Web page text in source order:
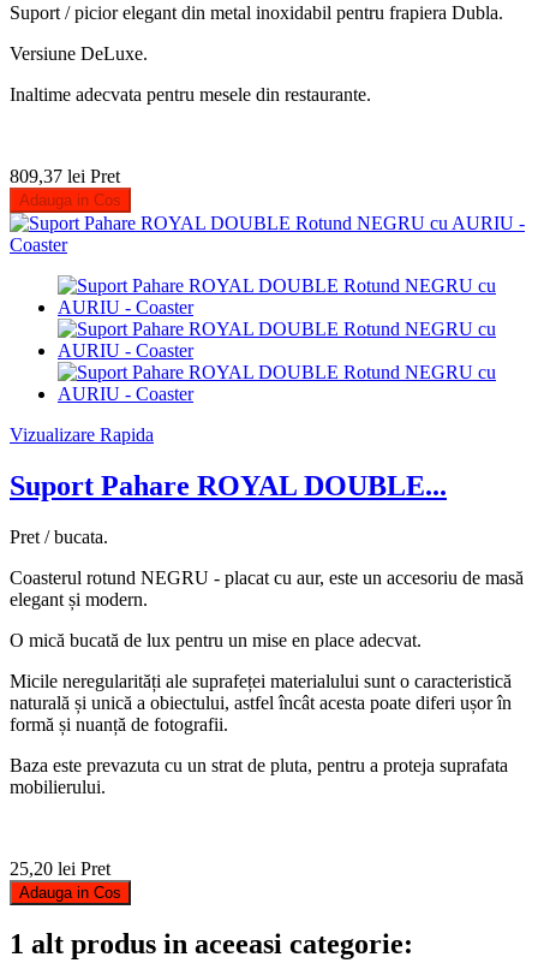
Suport / picior elegant din metal inoxidabil pentru frapiera Dubla.
Versiune DeLuxe.
Inaltime adecvata pentru mesele din restaurante.
809,37 lei Pret
Adauga in Cos
Vizualizare Rapida
Suport Pahare ROYAL DOUBLE...
Pret / bucata.
Coasterul rotund NEGRU - placat cu aur, este un accesoriu de masă
elegant și modern.
O mică bucată de lux pentru un mise en place adecvat.
Micile neregularități ale suprafeței materialului sunt o caracteristică
naturală și unică a obiectului, astfel încât acesta poate diferi ușor în
formă și nuanță de fotografii.
Baza este prevazuta cu un strat de pluta, pentru a proteja suprafata
mobilierului.
25,20 lei Pret
Adauga in Cos
1 alt produs in aceeasi categorie: